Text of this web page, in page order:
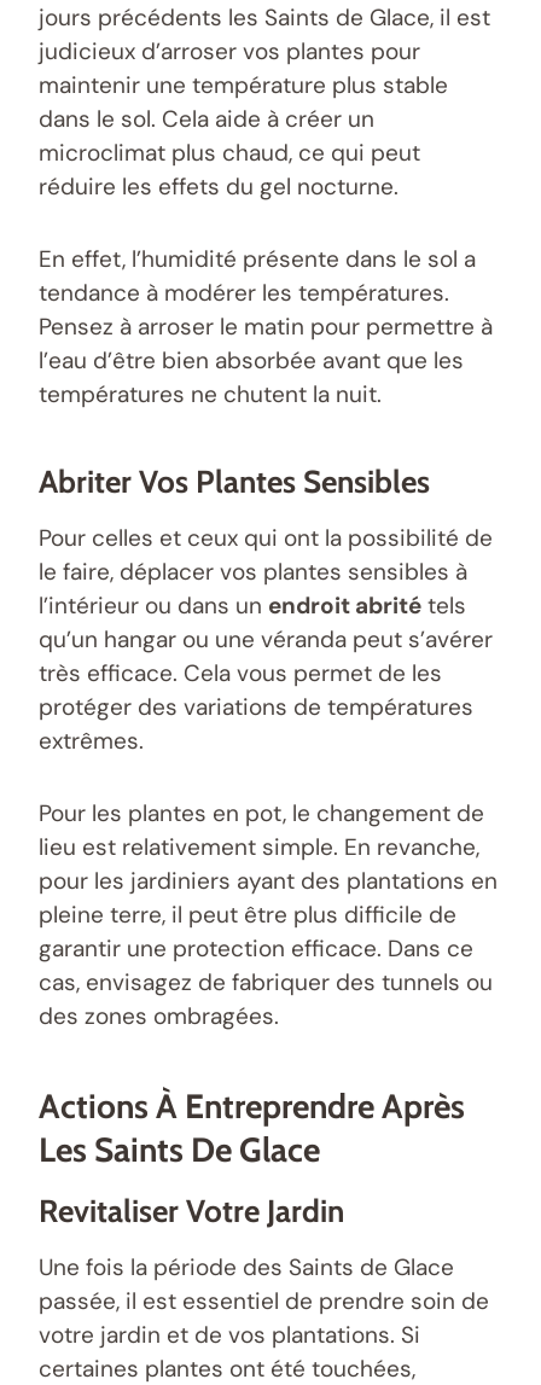
jours précédents les Saints de Glace, il est
judicieux d’arroser vos plantes pour
maintenir une température plus stable
dans le sol. Cela aide à créer un
microclimat plus chaud, ce qui peut
réduire les effets du gel nocturne.
En effet, l’humidité présente dans le sol a
tendance à modérer les températures.
Pensez à arroser le matin pour permettre à
l’eau d’être bien absorbée avant que les
températures ne chutent la nuit.
Abriter Vos Plantes Sensibles
Pour celles et ceux qui ont la possibilité de
le faire, déplacer vos plantes sensibles à
l’intérieur ou dans un endroit abrité tels
qu’un hangar ou une véranda peut s’avérer
très efficace. Cela vous permet de les
protéger des variations de températures
extrêmes.
Pour les plantes en pot, le changement de
lieu est relativement simple. En revanche,
pour les jardiniers ayant des plantations en
pleine terre, il peut être plus difficile de
garantir une protection efficace. Dans ce
cas, envisagez de fabriquer des tunnels ou
des zones ombragées.
Actions À Entreprendre Après
Les Saints De Glace
Revitaliser Votre Jardin
Une fois la période des Saints de Glace
passée, il est essentiel de prendre soin de
votre jardin et de vos plantations. Si
certaines plantes ont été touchées,